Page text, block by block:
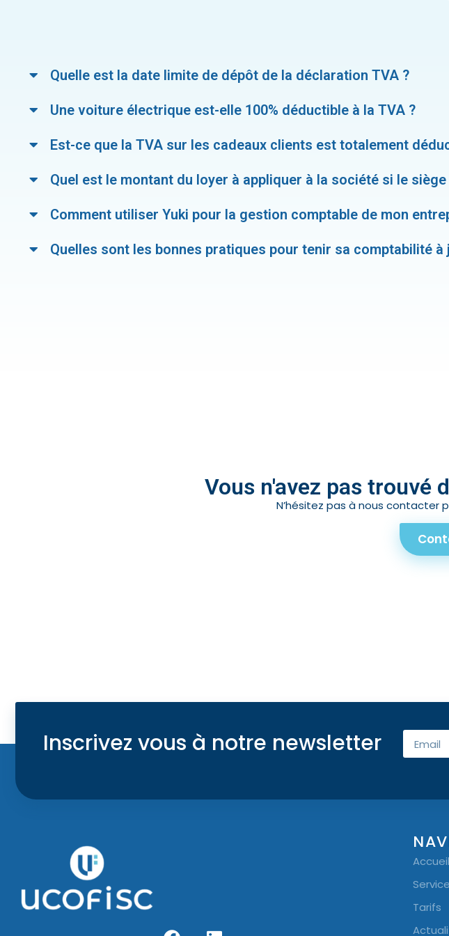
Quelle est la date limite de dépôt de la déclaration TVA ?
Une voiture électrique est-elle 100% déductible à la TVA ?
Est-ce que la TVA sur les cadeaux clients est totalement
Quel est le montant du loyer à appliquer à la société si le
Comment utiliser Yuki pour la gestion comptable de mon
Quelles sont les bonnes pratiques pour tenir sa comptabilité à
Vous n'avez pas trouvé
N’hésitez pas à nous contacter
Inscrivez vous à notre newsletter
Accueil
Tarifs